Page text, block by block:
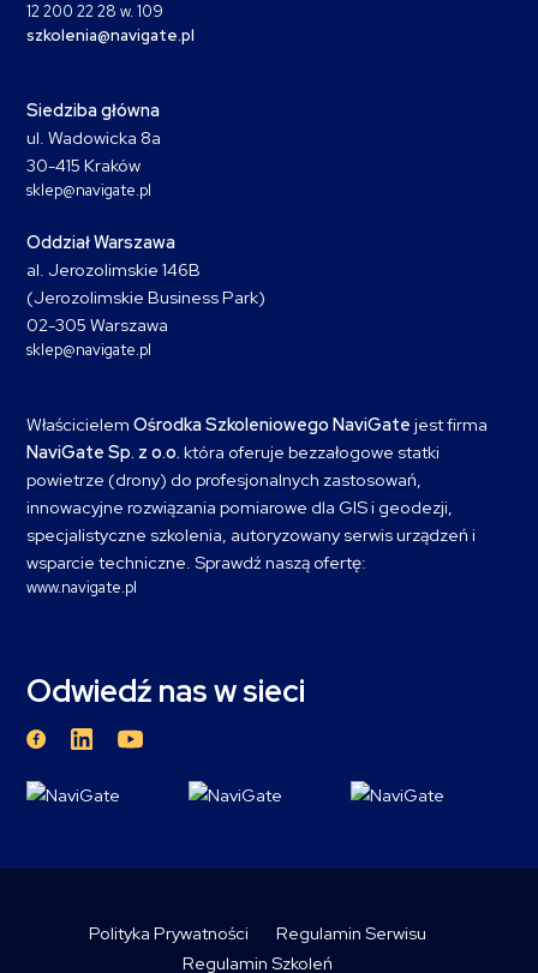
12 200 22 28 w. 109
szkolenia@navigate.pl
Siedziba główna
ul. Wadowicka 8a
30-415 Kraków
sklep@navigate.pl
Oddział Warszawa
al. Jerozolimskie 146B
(Jerozolimskie Business Park)
02-305 Warszawa
sklep@navigate.pl
Właścicielem Ośrodka Szkoleniowego NaviGate jest firma
NaviGate Sp. z o.o. która oferuje bezzałogowe statki
powietrze (drony) do profesjonalnych zastosowań,
innowacyjne rozwiązania pomiarowe dla GIS i geodezji,
specjalistyczne szkolenia, autoryzowany serwis urządzeń i
wsparcie techniczne. Sprawdź naszą ofertę:
www.navigate.pl
Odwiedź nas w sieci
Polityka Prywatności
Regulamin Serwisu
Regulamin Szkoleń